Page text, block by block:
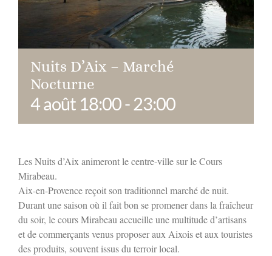
Nuits D’Aix – Marché
Nocturne
4 août 18:00-23:00
Les Nuits d’Aix animeront le centre-ville sur le Cours
Mirabeau.
Aix-en-Provence reçoit son traditionnel marché de nuit.
Durant une saison où il fait bon se promener dans la fraîcheur
du soir, le cours Mirabeau accueille une multitude d’artisans
et de commerçants venus proposer aux Aixois et aux touristes
des produits, souvent issus du terroir local.